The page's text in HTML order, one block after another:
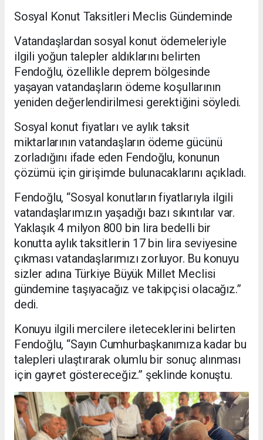
Sosyal Konut Taksitleri Meclis Gündeminde
Vatandaşlardan sosyal konut ödemeleriyle
ilgili yoğun talepler aldıklarını belirten
Fendoğlu, özellikle deprem bölgesinde
yaşayan vatandaşların ödeme koşullarının
yeniden değerlendirilmesi gerektiğini söyledi.
Sosyal konut fiyatları ve aylık taksit
miktarlarının vatandaşların ödeme gücünü
zorladığını ifade eden Fendoğlu, konunun
çözümü için girişimde bulunacaklarını açıkladı.
Fendoğlu, “Sosyal konutların fiyatlarıyla ilgili
vatandaşlarımızın yaşadığı bazı sıkıntılar var.
Yaklaşık 4 milyon 800 bin lira bedelli bir
konutta aylık taksitlerin 17 bin lira seviyesine
çıkması vatandaşlarımızı zorluyor. Bu konuyu
sizler adına Türkiye Büyük Millet Meclisi
gündemine taşıyacağız ve takipçisi olacağız.”
dedi.
Konuyu ilgili mercilere ileteceklerini belirten
Fendoğlu, “Sayın Cumhurbaşkanımıza kadar bu
talepleri ulaştırarak olumlu bir sonuç alınması
için gayret göstereceğiz.” şeklinde konuştu.